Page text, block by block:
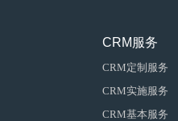
CRM服务
CRM定制服务
CRM实施服务
CRM基本服务